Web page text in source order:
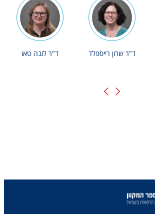
ד"ר שרון רייספלד ד"ר לובה טאו